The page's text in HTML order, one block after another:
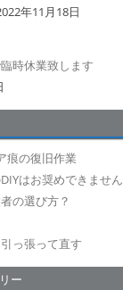
年11月18日
時休業致します
痕の復旧作業
はお奨めできません
の選び方？
っ張って直す
ー